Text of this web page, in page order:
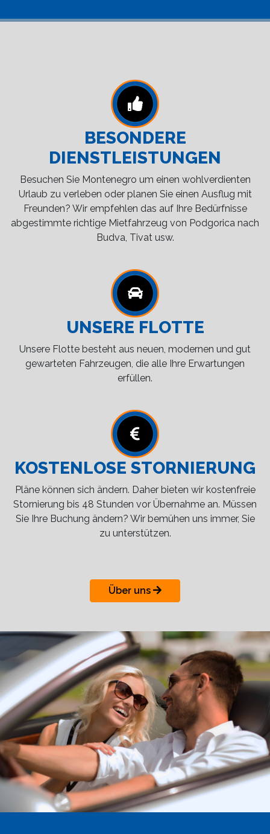
BESONDERE
DIENSTLEISTUNGEN
Besuchen Sie Montenegro um einen wohlverdienten
Urlaub zu verleben oder planen Sie einen Ausflug mit
Freunden? Wir empfehlen das auf Ihre Bedürfnisse
abgestimmte richtige Mietfahrzeug von Podgorica nach
Budva, Tivat usw.
UNSERE FLOTTE
Unsere Flotte besteht aus neuen, modernen und gut
gewarteten Fahrzeugen, die alle Ihre Erwartungen
erfüllen.
KOSTENLOSE STORNIERUNG
Pläne können sich ändern. Daher bieten wir kostenfreie
Stornierung bis 48 Stunden vor Übernahme an. Müssen
Sie Ihre Buchung ändern? Wir bemühen uns immer, Sie
zu unterstützen.
Über uns